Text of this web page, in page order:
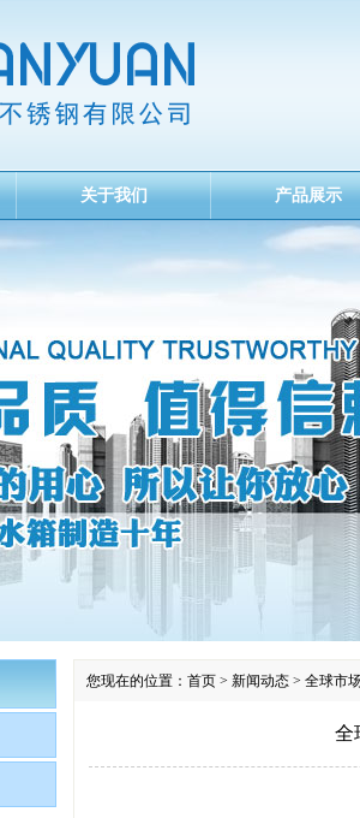
关于我们 产品展示
您现在的位置： 首页 > 新闻动态 > 全球市
全